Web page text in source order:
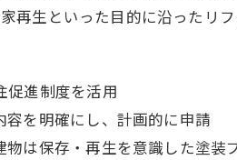
再生といった目的に沿ったリ
促進制度を活用
を明確にし、計画的に申請
は保存・再生を意識した塗装